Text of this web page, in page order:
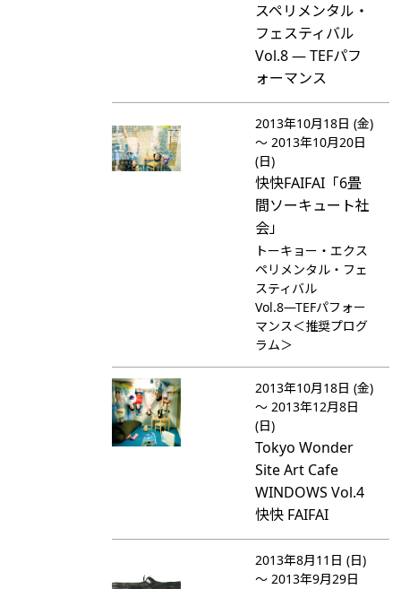
スペリメンタル・
フェスティバル
Vol.8 ― TEFパフ
ォーマンス
2013年10月18日 (金)
～ 2013年10月20日
(日)
快快FAIFAI「6畳
間ソーキュート社
会」
トーキョー・エクス
ペリメンタル・フェ
スティバル
Vol.8―TEFパフォー
マンス＜推奨プログ
ラム＞
2013年10月18日 (金)
～ 2013年12月8日
(日)
Tokyo Wonder
Site Art Cafe
WINDOWS Vol.4
快快 FAIFAI
2013年8月11日 (日)
～ 2013年9月29日